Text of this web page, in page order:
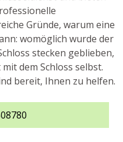
Gründe, warum eine
womöglich wurde der
stecken geblieben,
dem Schloss selbst.
bereit, Ihnen zu helfen.